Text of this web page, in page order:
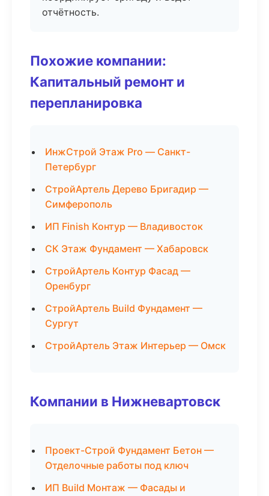
отчётность.
Похожие компании:
Капитальный ремонт и
перепланировка
ИнжСтрой Этаж Pro — Санкт-
Петербург
СтройАртель Дерево Бригадир —
Симферополь
ИП Finish Контур — Владивосток
СК Этаж Фундамент — Хабаровск
СтройАртель Контур Фасад —
Оренбург
СтройАртель Build Фундамент —
Сургут
СтройАртель Этаж Интерьер — Омск
Компании в Нижневартовск
Проект-Строй Фундамент Бетон —
Отделочные работы под ключ
ИП Build Монтаж — Фасады и